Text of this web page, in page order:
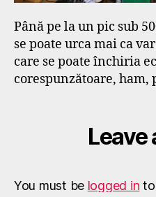
Până pe la un pic sub
se poate urca mai ca
care se poate închiria
corespunzătoare, ham,
Leave
You must be logged in to